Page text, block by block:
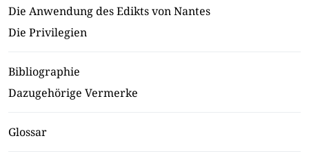
Die Anwendung des Edikts von Nantes
Die Privilegien
Bibliographie
Dazugehörige Vermerke
Glossar